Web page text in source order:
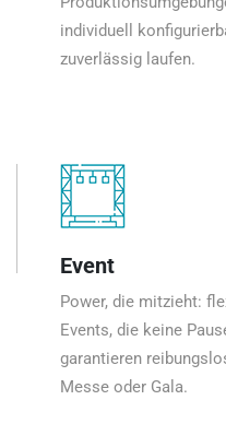
individuell
zuverlässig laufen.
Event
Power, die mitzieht:
Events, die keine
garantieren
Messe oder Gala.